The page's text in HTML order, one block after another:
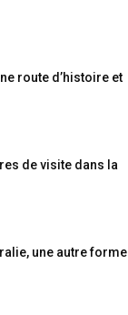
route d’histoire et
de visite dans la
une autre forme